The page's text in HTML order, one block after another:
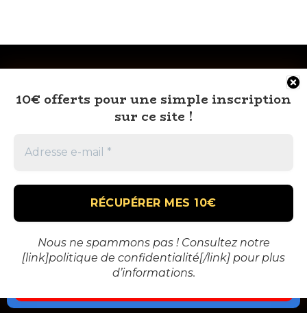
10€ offerts pour une simple inscription
sur ce site !
Nous ne spammons pas ! Consultez notre
[link]politique de confidentialité[/link] pour plus
d’informations.
RSS
À PROPOS MENTIONS LÉGALES CONTACT
© 2026 BH Info
🎁 VOUS AUSSI TENTEZ DE GAGNEZ GROS
AU CASINO !